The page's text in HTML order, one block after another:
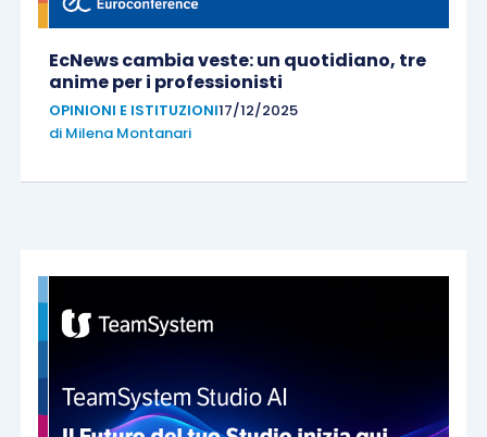
EcNews cambia veste: un quotidiano, tre
anime per i professionisti
OPINIONI E ISTITUZIONI17/12/2025
di Milena Montanari